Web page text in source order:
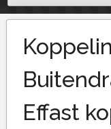
Effast